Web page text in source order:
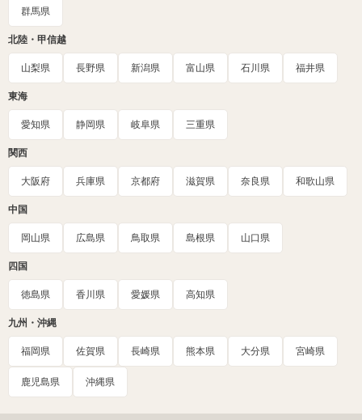
群馬県
北陸・甲信越
山梨県 長野県 新潟県 富山県 石川県 福井県
東海
愛知県 静岡県 岐阜県 三重県
関西
大阪府 兵庫県 京都府 滋賀県 奈良県 和歌山県
中国
岡山県 広島県 鳥取県 島根県 山口県
四国
徳島県 香川県 愛媛県 高知県
九州・沖縄
福岡県 佐賀県 長崎県 熊本県 大分県 宮崎県
鹿児島県 沖縄県